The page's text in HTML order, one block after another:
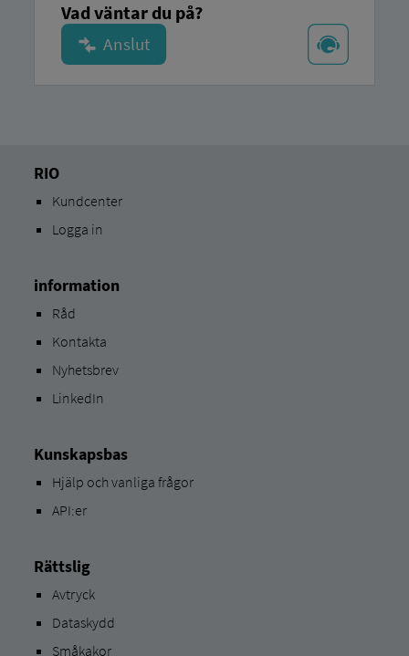
Vad väntar du på?
RIO
Kundcenter
Logga in
information
Råd
Kontakta
Nyhetsbrev
LinkedIn
Kunskapsbas
Hjälp och vanliga frågor
API:er
Rättslig
Avtryck
Dataskydd
Småkakor